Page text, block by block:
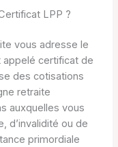
LPP ?
vous adresse le
appelé certificat de
des cotisations
retraite
auxquelles vous
d’invalidité ou de
primordiale